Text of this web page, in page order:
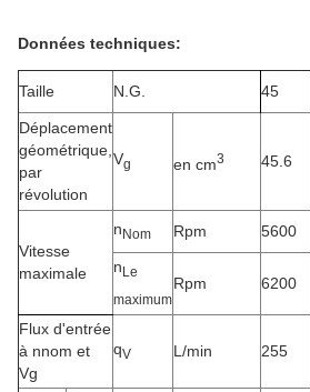
Données techniques:
Taille N.G. 45
Déplacement
géométrique,
par
révolution
Vg en cm3 45.6
Vitesse
maximale
nNom Rpm 5600
nLe
maximum
Rpm 6200
Flux d'entrée
à nnom et
Vg
qV L/min 255